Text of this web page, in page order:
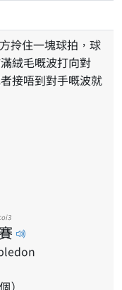
絨毛嘅波打向對
接唔到對手嘅波就
賽
）